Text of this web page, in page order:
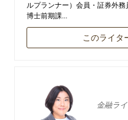
ルプランナー）会員・証券外
博士前期課...
このライタ
金融ラ